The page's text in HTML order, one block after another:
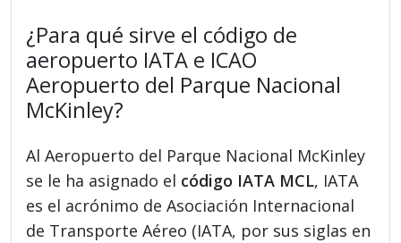
¿Para qué sirve el código de
aeropuerto IATA e ICAO
Aeropuerto del Parque Nacional
McKinley?
Al Aeropuerto del Parque Nacional McKinley
se le ha asignado el código IATA MCL, IATA
es el acrónimo de Asociación Internacional
de Transporte Aéreo (IATA, por sus siglas en